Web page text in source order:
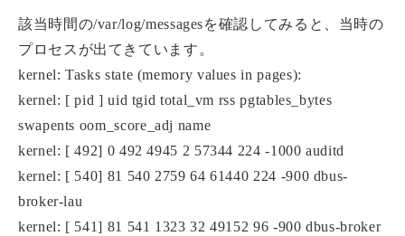
該当時間の/var/log/messagesを確認してみると、当時の
プロセスが出てきています。
kernel: Tasks state (memory values in pages):
kernel: [ pid ] uid tgid total_vm rss pgtables_bytes
swapents oom_score_adj name
kernel: [ 492] 0 492 4945 2 57344 224 -1000 auditd
kernel: [ 540] 81 540 2759 64 61440 224 -900 dbus-
broker-lau
kernel: [ 541] 81 541 1323 32 49152 96 -900 dbus-broker